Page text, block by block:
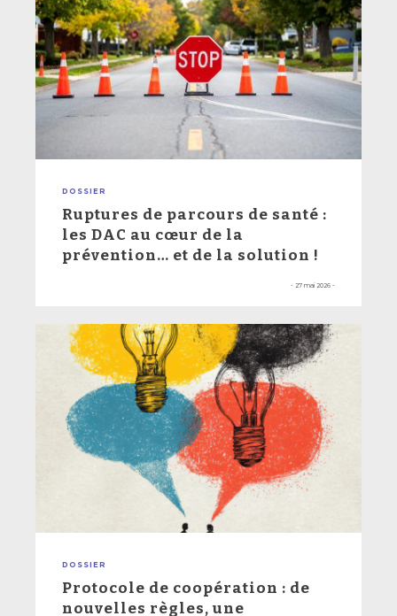
DOSSIER
Ruptures de parcours de santé :
les DAC au cœur de la
prévention… et de la solution !
- 27 mai 2026 -
DOSSIER
Protocole de coopération : de
nouvelles règles, une